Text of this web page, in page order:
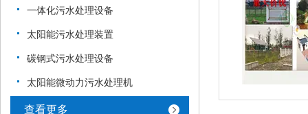
一体化污水处理设备
太阳能污水处理装置
碳钢式污水处理设备
太阳能微动力污水处理机
查看更多